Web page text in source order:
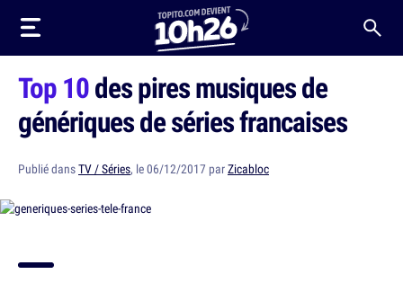
Top 10des pires musiques de
génériques de séries francaises
Publié dansTV / Séries, le 06/12/2017 parZicabloc